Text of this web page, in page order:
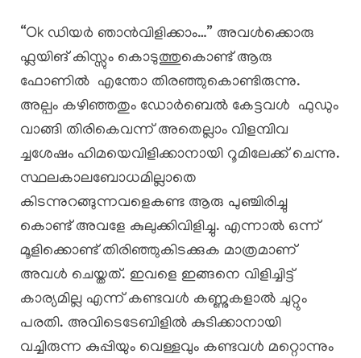
“Ok ഡിയർ ഞാൻവിളിക്കാം…” അവൾക്കൊരു
ഫ്ലയിങ് കിസ്സും കൊടുത്തുകൊണ്ട് ആരു
ഫോണിൽ എന്തോ തിരഞ്ഞുകൊണ്ടിരുന്നു.
അല്പം കഴിഞ്ഞതും ഡോർബെൽ കേട്ടവൾ ഫുഡും
വാങ്ങി തിരികെവന്ന് അതെല്ലാം വിളമ്പിവ
ച്ചശേഷം ഹിമയെവിളിക്കാനായി റൂമിലേക്ക് ചെന്നു.
സ്ഥലകാലബോധമില്ലാതെ
കിടന്നുറങ്ങുന്നവളെകണ്ട ആരു പുഞ്ചിരിച്ചു
കൊണ്ട് അവളേ കുലുക്കിവിളിച്ചു. എന്നാൽ ഒന്ന്
മൂളിക്കൊണ്ട് തിരിഞ്ഞുകിടക്കുക മാത്രമാണ്
അവൾ ചെയ്തത്. ഇവളെ ഇങ്ങനെ വിളിച്ചിട്ട്
കാര്യമില്ല എന്ന് കണ്ടവൾ കണ്ണുകളാൽ ചുറ്റും
പരതി. അവിടെടേബിളിൽ കുടിക്കാനായി
വച്ചിരുന്ന കുപ്പിയും വെള്ളവും കണ്ടവൾ മറ്റൊന്നും